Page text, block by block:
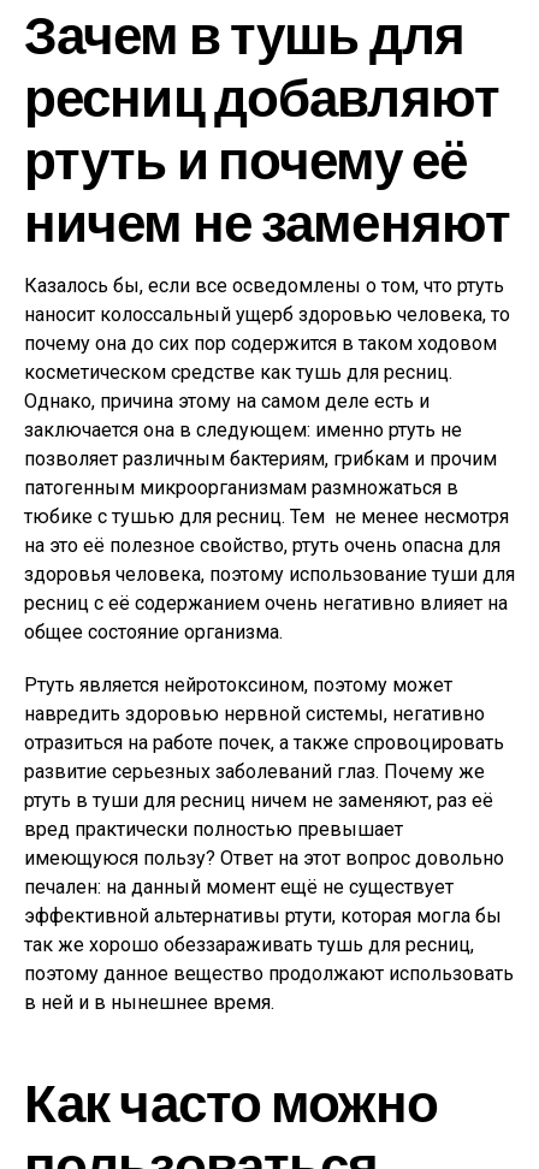
Зачем в тушь для
ресниц добавляют
ртуть и почему её
ничем не заменяют
Казалось бы, если все осведомлены о том, что ртуть
наносит колоссальный ущерб здоровью человека, то
почему она до сих пор содержится в таком ходовом
косметическом средстве как тушь для ресниц.
Однако, причина этому на самом деле есть и
заключается она в следующем: именно ртуть не
позволяет различным бактериям, грибкам и прочим
патогенным микроорганизмам размножаться в
тюбике с тушью для ресниц. Тем не менее несмотря
на это её полезное свойство, ртуть очень опасна для
здоровья человека, поэтому использование туши для
ресниц с её содержанием очень негативно влияет на
общее состояние организма.
Ртуть является нейротоксином, поэтому может
навредить здоровью нервной системы, негативно
отразиться на работе почек, а также спровоцировать
развитие серьезных заболеваний глаз. Почему же
ртуть в туши для ресниц ничем не заменяют, раз её
вред практически полностью превышает
имеющуюся пользу? Ответ на этот вопрос довольно
печален: на данный момент ещё не существует
эффективной альтернативы ртути, которая могла бы
так же хорошо обеззараживать тушь для ресниц,
поэтому данное вещество продолжают использовать
в ней и в нынешнее время.
Как часто можно